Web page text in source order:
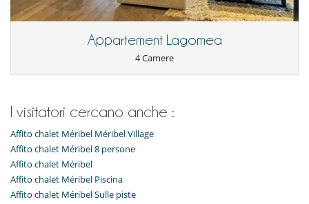
Appartement Lagomea
4 Camere
I visitatori cercano anche :
Affito chalet Méribel Méribel Village
Affito chalet Méribel 8 persone
Affito chalet Méribel
Affito chalet Méribel Piscina
Affito chalet Méribel Sulle piste